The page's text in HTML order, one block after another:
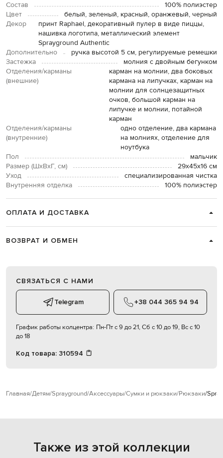
Состав
100% полиэстер
Цвет
белый, зеленый, красный, оранжевый, черный
Декор
принт Raphael, декоративный пулер в виде пиццы,
нашивка логотипа, металлический элемент
Sprayground Authentic
Дополнительно
ручка высотой 5 см, регулируемые ремешки
Застежка
молния с двойным бегунком
Отделения/карманы
(внешние)
карман на молнии, два боковых
кармана на липучках, карман на
молнии для солнцезащитных
очков, большой карман на
липучке и молнии, потайной
карман
Отделения/карманы
(внутренние)
одно отделение, два кармана
на молниях, отделение для
ноутбука
Пол
мальчик
Размер (ШхВхГ, см)
29х45х16 см
Уход
специализированная чистка
Внутренняя отделка
100% полиэстер
ОПЛАТА И ДОСТАВКА
ВОЗВРАТ И ОБМЕН
СВЯЗАТЬСЯ С НАМИ
Telegram +38 044 365 94 94
График работы колцентра: Пн-Пт с 9 до 21, Сб с 10 до 19, Вс с 10
до 18
Код товара: 310594
Главная Детям Sprayground Аксессуары Сумки и рюкзаки Рюкзаки
Также из этой коллекции